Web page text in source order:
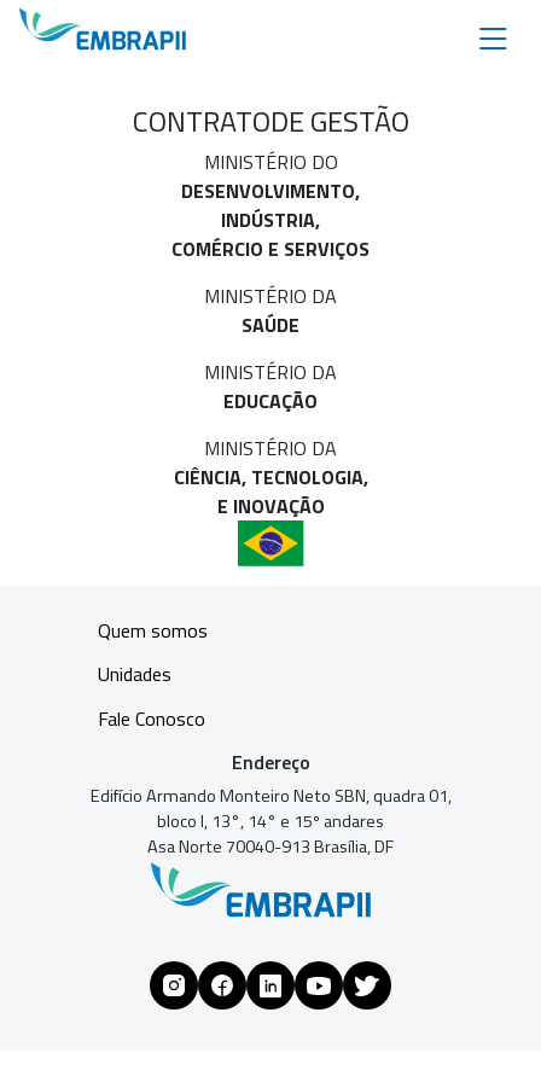
CONTRATODE GESTÃO
MINISTÉRIO DO
DESENVOLVIMENTO,
INDÚSTRIA,
COMÉRCIO E SERVIÇOS
MINISTÉRIO DA
SAÚDE
MINISTÉRIO DA
EDUCAÇÃO
MINISTÉRIO DA
CIÊNCIA, TECNOLOGIA,
E INOVAÇÃO
Quem somos
Unidades
Fale Conosco
Endereço
Edifício Armando Monteiro Neto SBN, quadra 01,
bloco I, 13°, 14° e 15º andares
Asa Norte 70040-913 Brasília, DF